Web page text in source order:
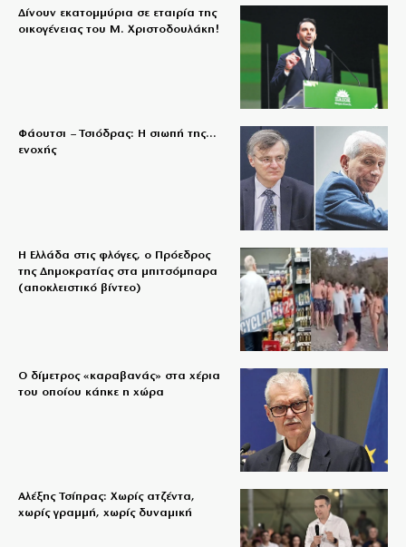
Δίνουν εκατομμύρια σε εταιρία της
οικογένειας του Μ. Χριστοδουλάκη!
Φάουτσι – Τσιόδρας: Η σιωπή της…
ενοχής
Η Ελλάδα στις φλόγες, ο Πρόεδρος
της Δημοκρατίας στα μπιτσόμπαρα
(αποκλειστικό βίντεο)
Ο δίμετρος «καραβανάς» στα χέρια
του οποίου κάηκε η χώρα
Αλέξης Τσίπρας: Χωρίς ατζέντα,
χωρίς γραμμή, χωρίς δυναμική